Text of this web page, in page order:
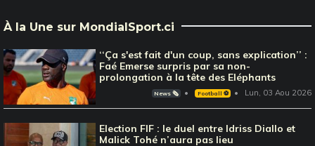
À la Une sur MondialSport.ci
‘‘Ça s'est fait d'un coup, sans explication’’ :
Faé Emerse surpris par sa non-
prolongation à la tête des Eléphants
News 🗞️ Football ⚽️ Lun, 03 Aou 2026
Election FIF : le duel entre Idriss Diallo et
Malick Tohé n’aura pas lieu